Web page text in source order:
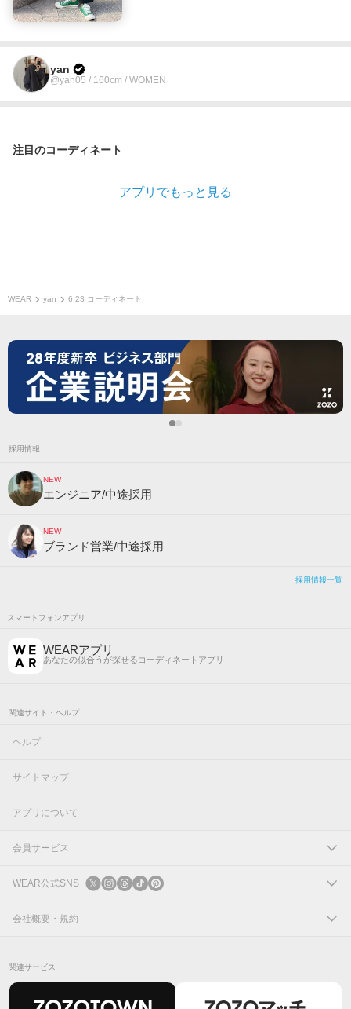
yan
@yan05 / 160cm / WOMEN
注目のコーディネート
アプリでもっと見る
WEAR yan 6.23 コーディネート
採用情報
NEW
エンジニア/中途採用
NEW
ブランド営業/中途採用
採用情報一覧
スマートフォンアプリ
WEARアプリ
あなたの似合うが探せるコーディネートアプリ
関連サイト・ヘルプ
ヘルプ
サイトマップ
アプリについて
会員サービス
ログイン
新規会員登録
WEAR公式SNS
X
会社概要・規約
関連サービス